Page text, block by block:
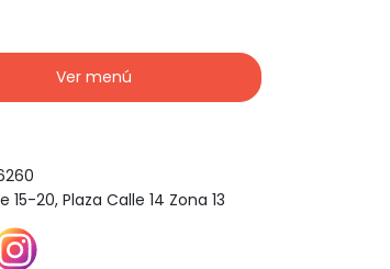
Ver menú
15-20, Plaza Calle 14 Zona 13